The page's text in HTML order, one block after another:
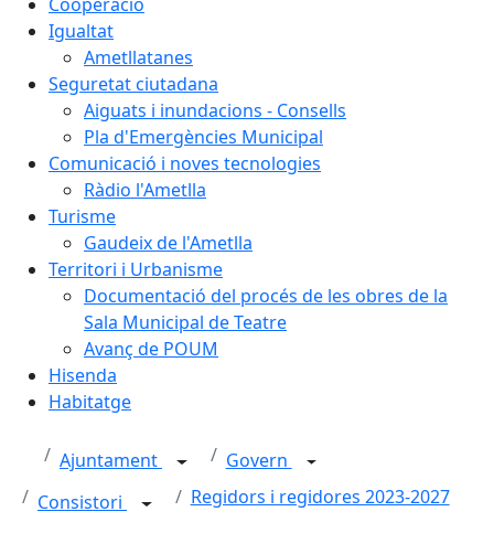
Cooperació
Igualtat
Ametllatanes
Seguretat ciutadana
Aiguats i inundacions - Consells
Pla d'Emergències Municipal
Comunicació i noves tecnologies
Ràdio l'Ametlla
Turisme
Gaudeix de l'Ametlla
Territori i Urbanisme
Documentació del procés de les obres de la
Sala Municipal de Teatre
Avanç de POUM
Hisenda
Habitatge
Ajuntament
Govern
Consistori
Regidors i regidores 2023-2027